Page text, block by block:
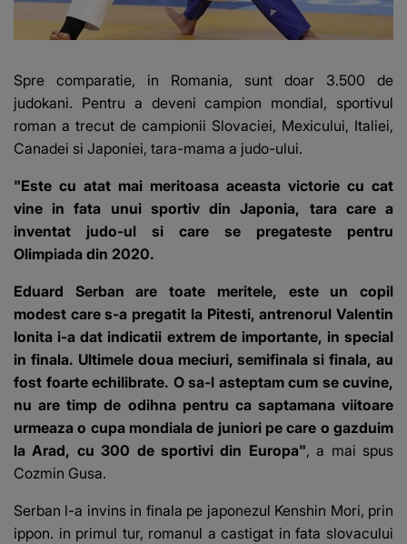
Spre comparatie, in Romania, sunt doar 3.500 de
judokani. Pentru a deveni campion mondial, sportivul
roman a trecut de campionii Slovaciei, Mexicului, Italiei,
Canadei si Japoniei, tara-mama a judo-ului.
"Este cu atat mai meritoasa aceasta victorie cu cat
vine in fata unui sportiv din Japonia, tara care a
inventat judo-ul si care se pregateste pentru
Olimpiada din 2020.
Eduard Serban are toate meritele, este un copil
modest care s-a pregatit la Pitesti, antrenorul Valentin
Ionita i-a dat indicatii extrem de importante, in special
in finala. Ultimele doua meciuri, semifinala si finala, au
fost foarte echilibrate. O sa-l asteptam cum se cuvine,
nu are timp de odihna pentru ca saptamana viitoare
urmeaza o cupa mondiala de juniori pe care o gazduim
la Arad, cu 300 de sportivi din Europa", a mai spus
Cozmin Gusa.
Serban l-a invins in finala pe japonezul Kenshin Mori, prin
ippon. in primul tur, romanul a castigat in fata slovacului